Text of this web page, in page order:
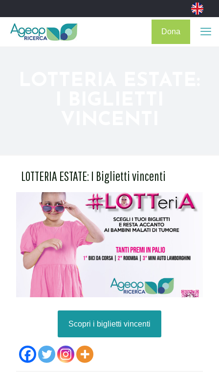
Dona
LOTTERIA ESTATE: I Biglietti vincenti
Scopri i biglietti vincenti